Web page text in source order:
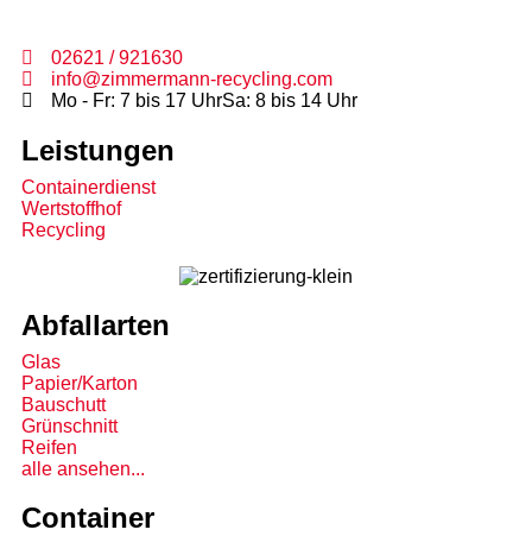
02621 / 921630
info@zimmermann-recycling.com
Mo - Fr: 7 bis 17 UhrSa: 8 bis 14 Uhr
Leistungen
Containerdienst
Wertstoffhof
Recycling
Abfallarten
Glas
Papier/Karton
Bauschutt
Grünschnitt
Reifen
alle ansehen...
Container